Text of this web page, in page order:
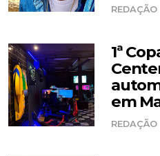
REDAÇÃO
1ª
em
REDAÇÃO